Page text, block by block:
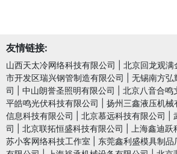
友情链接:
山西天太冷网络科技有限公司 北京回龙观满
市开发区瑞兴钢管制造有限公司
无锡南方弘
司
中山朗誉圣照明有限公司 北京八音合鸣
平皓鸣光伏科技有限公司
扬州三鑫液压机械
信息科技有限公司
北京慕远科技有限公司
司
北京联拓恒盛科技有限公司 上海鑫迪
苏小客网络科技工作室
东莞鑫利盛模具制品